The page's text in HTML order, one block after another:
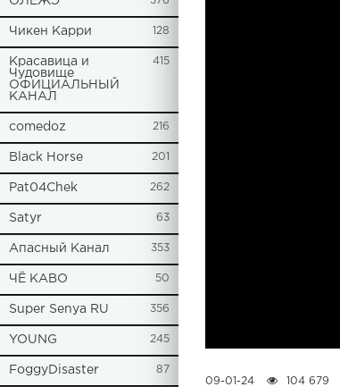
Чикен Карри 128
Красавица и
Чудовище
ОФИЦИАЛЬНЫЙ
КАНАЛ
415
comedoz 216
Black Horse 201
Pat04Chek 262
Satyr 63
Апасный Канал 353
ЧЁ КАВО 50
Super Senya RU 356
YOUNG 245
FoggyDisaster 87
09-01-24 104 679